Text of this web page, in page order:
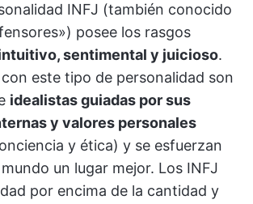
INFJ (también conocido
posee los rasgos
sentimental y juicioso.
este tipo de personalidad son
idealistas guiadas por sus
y valores personales
y ética) y se esfuerzan
un lugar mejor. Los INFJ
por encima de la cantidad y